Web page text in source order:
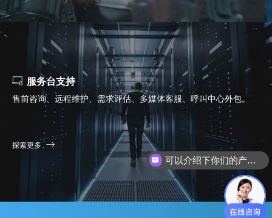
服务台支持
售前咨询、远程维护、需求评估、多媒体客服、呼叫中心外包。
探索更多
可以介绍下你们的产品么？